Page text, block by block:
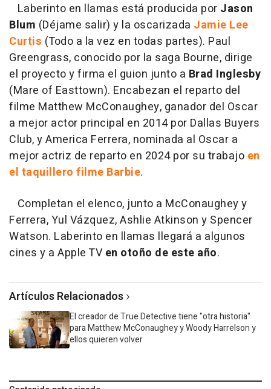
Laberinto en llamas está producida por Jason
Blum (Déjame salir) y la oscarizada Jamie Lee
Curtis (Todo a la vez en todas partes). Paul
Greengrass, conocido por la saga Bourne, dirige
el proyecto y firma el guion junto a Brad Inglesby
(Mare of Easttown). Encabezan el reparto del
filme Matthew McConaughey, ganador del Oscar
a mejor actor principal en 2014 por Dallas Buyers
Club, y America Ferrera, nominada al Oscar a
mejor actriz de reparto en 2024 por su trabajo en
el taquillero filme Barbie.
Completan el elenco, junto a McConaughey y
Ferrera, Yul Vázquez, Ashlie Atkinson y Spencer
Watson. Laberinto en llamas llegará a algunos
cines y a Apple TV en otoño de este año.
Artículos Relacionados
El creador de True Detective tiene "otra historia"
para Matthew McConaughey y Woody Harrelson y
ellos quieren volver